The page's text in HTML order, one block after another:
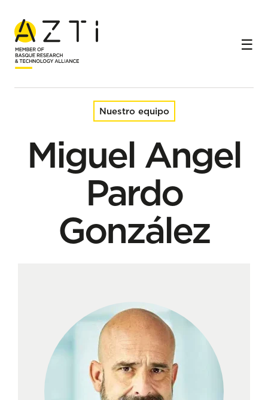
Inicio Equipo Miguel Angel Pardo González
Nuestro equipo
Miguel Angel
Pardo
González